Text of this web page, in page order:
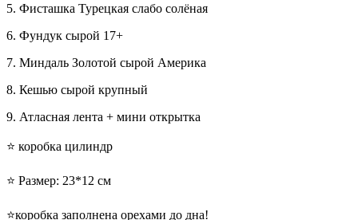
5. Фисташка Турецкая слабо солёная
6. Фундук сырой 17+
7. Миндаль Золотой сырой Америка
8. Кешью сырой крупный
9. Атласная лента + мини открытка
⭐️ коробка цилиндр
⭐️ Размер: 23*12 см
⭐️коробка заполнена орехами до дна!